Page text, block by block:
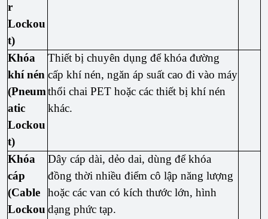
r
Lockou
t)
Khóa
khí nén
(Pneum
atic
Lockou
t)
Thiết bị chuyên dụng để khóa đường
cấp khí nén, ngăn áp suất cao đi vào máy
thổi chai PET hoặc các thiết bị khí nén
khác.
Khóa
cáp
(Cable
Lockou
Dây cáp dài, dẻo dai, dùng để khóa
đồng thời nhiều điểm cô lập năng lượng
hoặc các van có kích thước lớn, hình
dạng phức tạp.